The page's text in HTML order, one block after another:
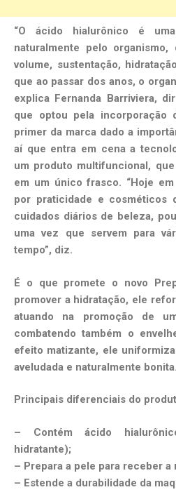
“O ácido hialurônico é
naturalmente pelo
volume, sustentação,
que ao passar dos anos, o
explica Fernanda Barriviera,
que optou pela incorporação
primer da marca dado a
aí que entra em cena a
um produto multifuncional,
em um único frasco. “Hoje
por praticidade e cosméticos
cuidados diários de beleza,
uma vez que servem para
tempo”, diz.
É o que promete o novo
promover a hidratação, ele
atuando na promoção de
combatendo também o
efeito matizante, ele
aveludada e naturalmente bonita.
Principais diferenciais do
– Contém ácido
hidratante);
– Prepara a pele para receber a
– Estende a durabilidade da